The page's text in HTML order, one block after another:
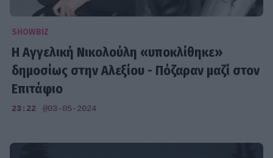
SHOWBIZ
Η Αγγελική Νικολούλη «υποκλίθηκε»
δημοσίως στην Αλεξίου - Πόζαραν μαζί στον
Επιτάφιο
23:22 @03-05-2024